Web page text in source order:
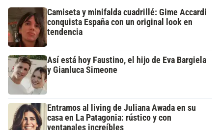
Camiseta y minifalda cuadrillé: Gime Accardi
conquista España con un original look en
tendencia
Así está hoy Faustino, el hijo de Eva Bargiela
y Gianluca Simeone
Entramos al living de Juliana Awada en su
casa en La Patagonia: rústico y con
ventanales increíbles